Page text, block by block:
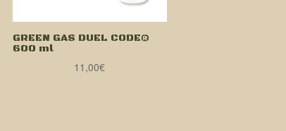
GREEN GAS DUEL CODE®
600 ml
11,00€